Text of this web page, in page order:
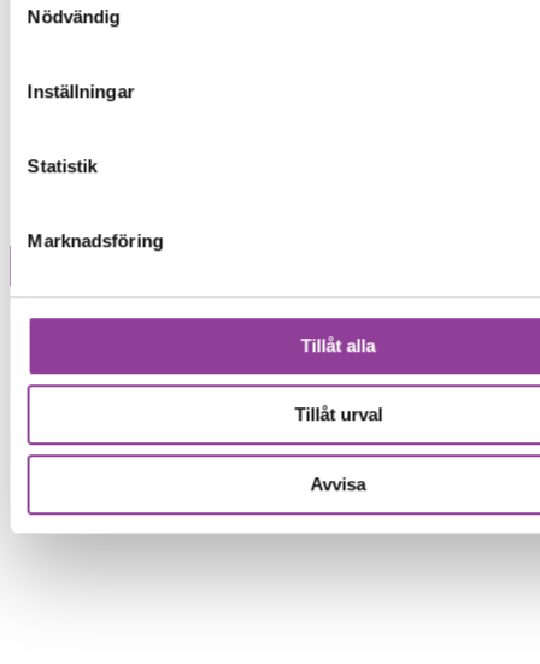
Nödvändig
Inställningar
Statistik
Marknadsföring
Tillåt alla
Tillåt urval
Avvisa
Märke